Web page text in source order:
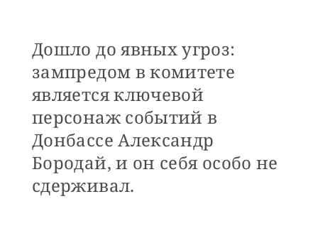
Дошло до явных угроз:
зампредом в комитете
является ключевой
персонаж событий в
Донбассе Александр
Бородай, и он себя особо не
сдерживал.